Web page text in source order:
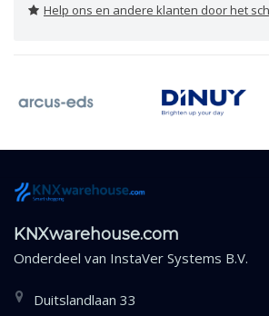
Help ons en andere klanten door het
KNXwarehouse.com
Onderdeel van InstaVer Systems B.V.
Duitslandlaan 33